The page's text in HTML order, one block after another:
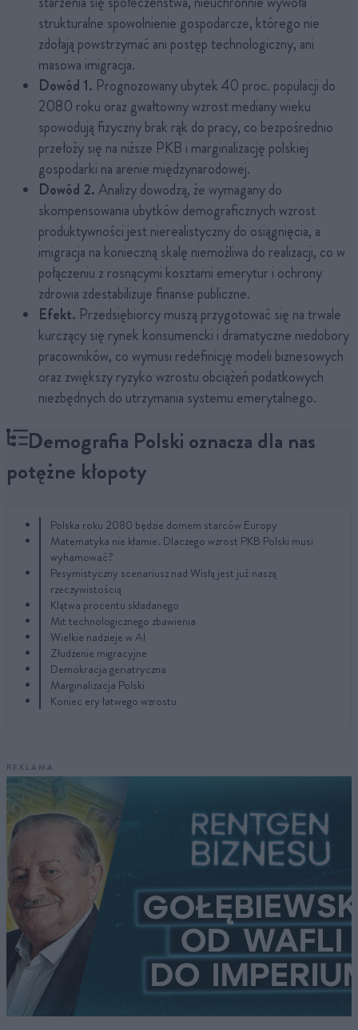
strukturalne spowolnienie gospodarcze, którego nie
zdołają powstrzymać ani postęp technologiczny, ani
masowa imigracja.
Dowód 1. Prognozowany ubytek 40 proc. populacji do
2080 roku oraz gwałtowny wzrost mediany wieku
spowodują fizyczny brak rąk do pracy, co bezpośrednio
przełoży się na niższe PKB i marginalizację polskiej
gospodarki na arenie międzynarodowej.
Dowód 2.Analizy dowodzą, że wymagany do
skompensowania ubytków demograficznych wzrost
produktywności jest nierealistyczny do osiągnięcia, a
imigracja na konieczną skalę niemożliwa do realizacji, co w
połączeniu z rosnącymi kosztami emerytur i ochrony
zdrowia zdestabilizuje finanse publiczne.
Efekt. Przedsiębiorcy muszą przygotować się na trwale
kurczący się rynek konsumencki i dramatyczne niedobory
pracowników, co wymusi redefinicję modeli biznesowych
oraz zwiększy ryzyko wzrostu obciążeń podatkowych
niezbędnych do utrzymania systemu emerytalnego.
Demografia Polski oznacza dla nas
potężne kłopoty
Polska roku 2080 będzie domem starców Europy
Matematyka nie kłamie. Dlaczego wzrost PKB Polski musi
wyhamować?
Pesymistyczny scenariusz nad Wisłą jest już naszą
rzeczywistością
Klątwa procentu składanego
Mit technologicznego zbawienia
Wielkie nadzieje w AI
Złudzenie migracyjne
Demokracja geriatryczna
Marginalizacja Polski
Koniec ery łatwego wzrostu
REKLAMA